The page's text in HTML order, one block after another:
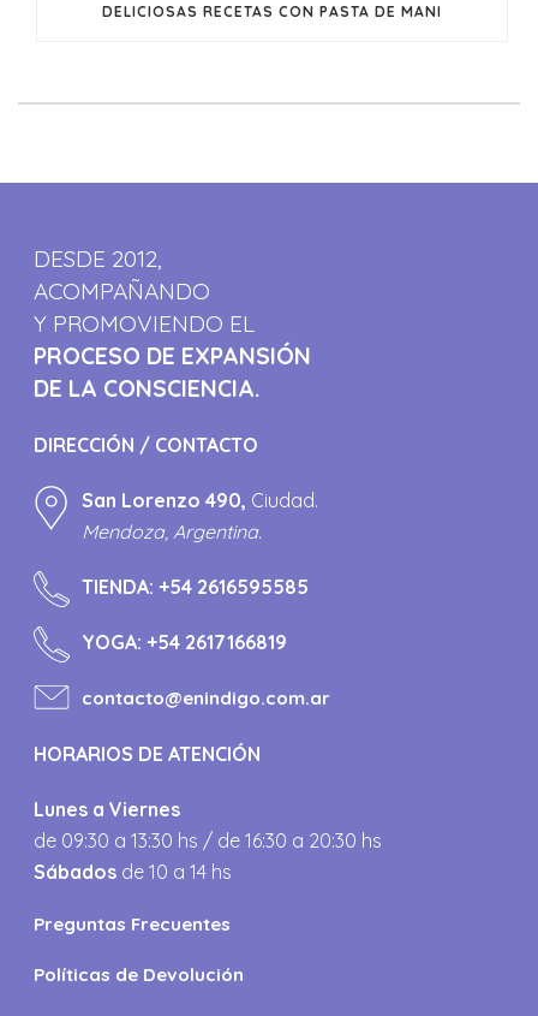
DELICIOSAS RECETAS CON PASTA DE MANI
DESDE 2012,
ACOMPAÑANDO
Y PROMOVIENDO EL
PROCESO DE EXPANSIÓN
DE LA CONSCIENCIA.
DIRECCIÓN / CONTACTO
San Lorenzo 490, Ciudad.
Mendoza, Argentina.
TIENDA:+54 2616595585
YOGA:+54 2617166819
contacto@enindigo.com.ar
HORARIOS DE ATENCIÓN
Lunes a Viernes
de 09:30 a 13:30 hs / de 16:30 a 20:30 hs
Sábados de 10 a 14 hs
Preguntas Frecuentes
Políticas de Devolución